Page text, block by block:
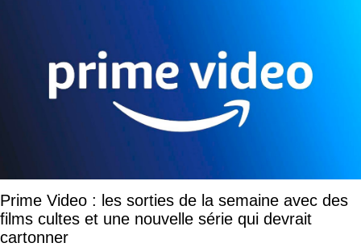
Prime Video : les sorties de la semaine avec des
films cultes et une nouvelle série qui devrait
cartonner